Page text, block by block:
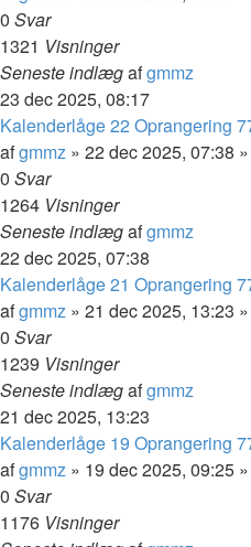
0 Svar
1321 Visninger
Seneste indlægafgmmz
23 dec 2025, 08:17
Kalenderlåge 22 Oprangering
afgmmz » 22 dec 2025, 07:38
0 Svar
1264 Visninger
Seneste indlægafgmmz
22 dec 2025, 07:38
Kalenderlåge 21 Oprangering
afgmmz » 21 dec 2025, 13:23
0 Svar
1239 Visninger
Seneste indlægafgmmz
21 dec 2025, 13:23
Kalenderlåge 19 Oprangering
afgmmz » 19 dec 2025, 09:25
0 Svar
1176 Visninger